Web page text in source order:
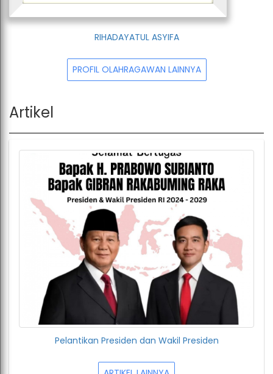
RIHADAYATUL ASYIFA
PROFIL OLAHRAGAWAN LAINNYA
Artikel
Pelantikan Presiden dan Wakil Presiden